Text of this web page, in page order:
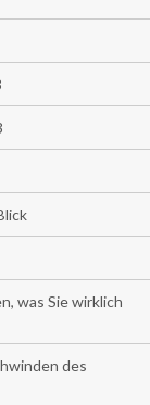
was Sie wirklich
des